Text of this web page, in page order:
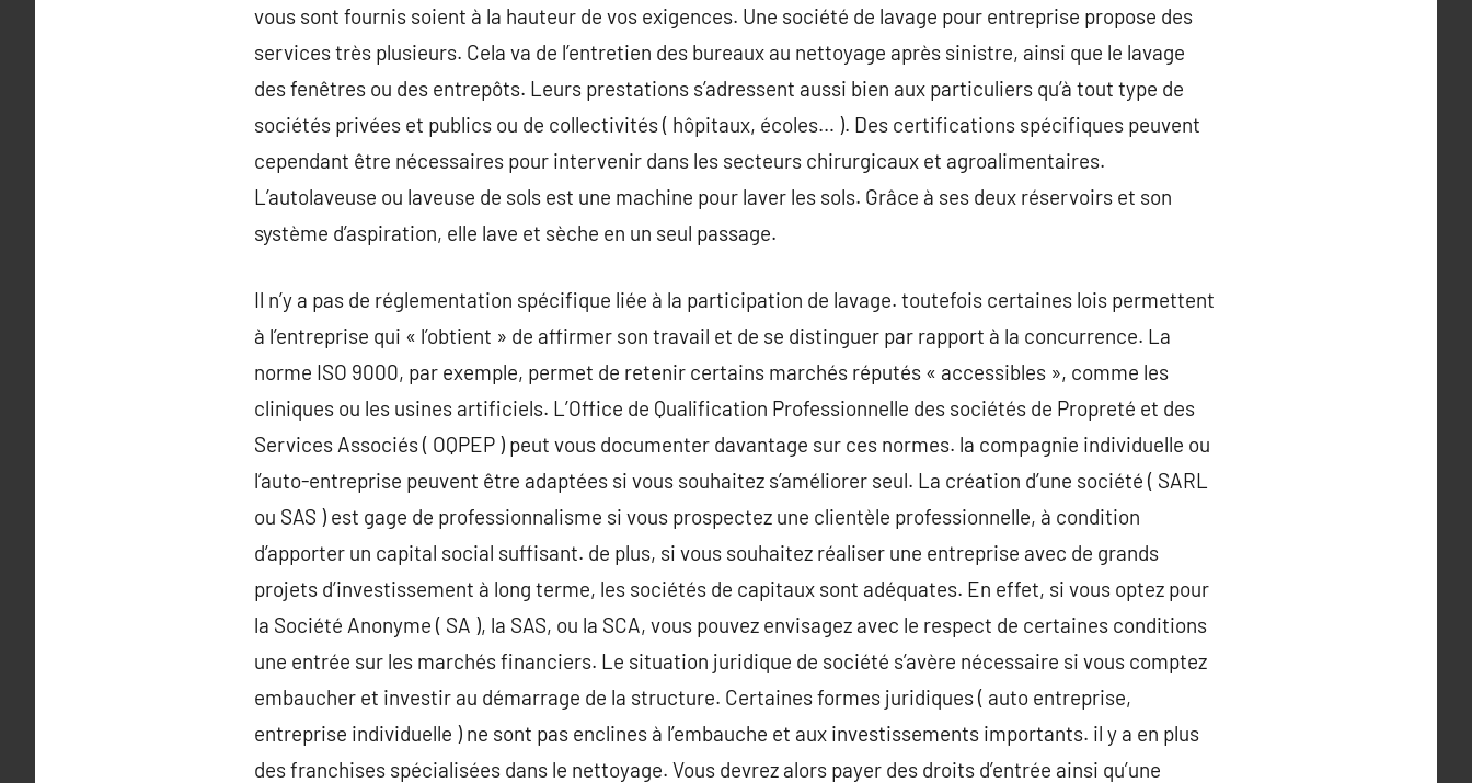
vous sont fournis soient à la hauteur de vos exigences. Une société de lavage pour entreprise propose des
services très plusieurs. Cela va de l’entretien des bureaux au nettoyage après sinistre, ainsi que le lavage
des fenêtres ou des entrepôts. Leurs prestations s’adressent aussi bien aux particuliers qu’à tout type de
sociétés privées et publics ou de collectivités ( hôpitaux, écoles… ). Des certifications spécifiques peuvent
cependant être nécessaires pour intervenir dans les secteurs chirurgicaux et agroalimentaires.
L’autolaveuse ou laveuse de sols est une machine pour laver les sols. Grâce à ses deux réservoirs et son
système d’aspiration, elle lave et sèche en un seul passage.
Il n’y a pas de réglementation spécifique liée à la participation de lavage. toutefois certaines lois permettent
à l’entreprise qui « l’obtient » de affirmer son travail et de se distinguer par rapport à la concurrence. La
norme ISO 9000, par exemple, permet de retenir certains marchés réputés « accessibles », comme les
cliniques ou les usines artificiels. L’Office de Qualification Professionnelle des sociétés de Propreté et des
Services Associés ( OQPEP ) peut vous documenter davantage sur ces normes. la compagnie individuelle ou
l’auto-entreprise peuvent être adaptées si vous souhaitez s’améliorer seul. La création d’une société ( SARL
ou SAS ) est gage de professionnalisme si vous prospectez une clientèle professionnelle, à condition
d’apporter un capital social suffisant. de plus, si vous souhaitez réaliser une entreprise avec de grands
projets d’investissement à long terme, les sociétés de capitaux sont adéquates. En effet, si vous optez pour
la Société Anonyme ( SA ), la SAS, ou la SCA, vous pouvez envisagez avec le respect de certaines conditions
une entrée sur les marchés financiers. Le situation juridique de société s’avère nécessaire si vous comptez
embaucher et investir au démarrage de la structure. Certaines formes juridiques ( auto entreprise,
entreprise individuelle ) ne sont pas enclines à l’embauche et aux investissements importants. il y a en plus
des franchises spécialisées dans le nettoyage. Vous devrez alors payer des droits d’entrée ainsi qu’une